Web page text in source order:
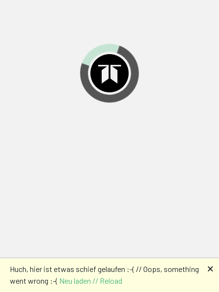
Huch, hier ist etwas schief gelaufen :-( // Oops, something
went wrong :-( Neu laden // Reload
🗙